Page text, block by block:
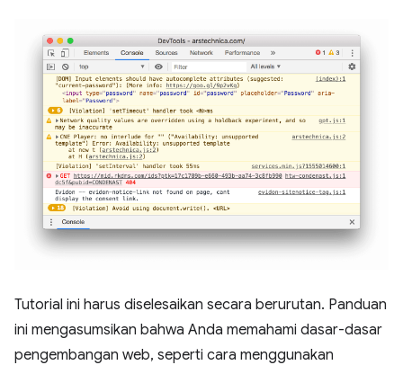
Tutorial ini harus diselesaikan secara berurutan. Panduan
ini mengasumsikan bahwa Anda memahami dasar-dasar
pengembangan web, seperti cara menggunakan